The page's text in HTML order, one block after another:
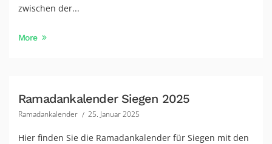
zwischen der...
More
Ramadankalender Siegen 2025
Ramadankalender 25. Januar 2025
Hier finden Sie die Ramadankalender für Siegen mit den